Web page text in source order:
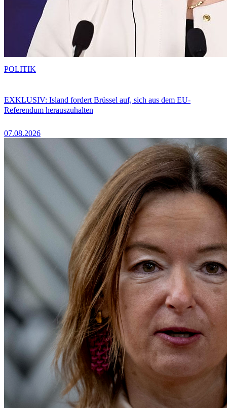
EXKLUSIV: Island fordert Brüssel auf, sich aus dem EU-
Referendum herauszuhalten
07.08.2026
POLITIK